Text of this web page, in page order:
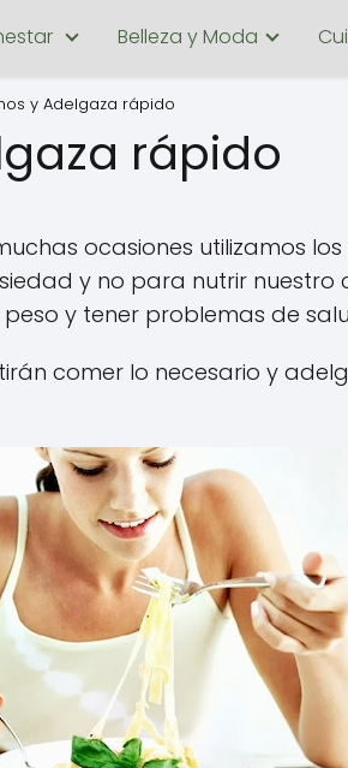
Belleza y Moda
y Adelgaza rápido
rápido
ocasiones utilizamos
y no para nutrir nuestro
y tener problemas de
comer lo necesario y